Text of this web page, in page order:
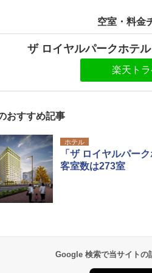
空室・料金
ザ ロイヤルパークホテ
楽天ト
おすすめ記事
ホテル
「ザ ロイヤルパー
客室数は273室
Google 検索で当サイトの